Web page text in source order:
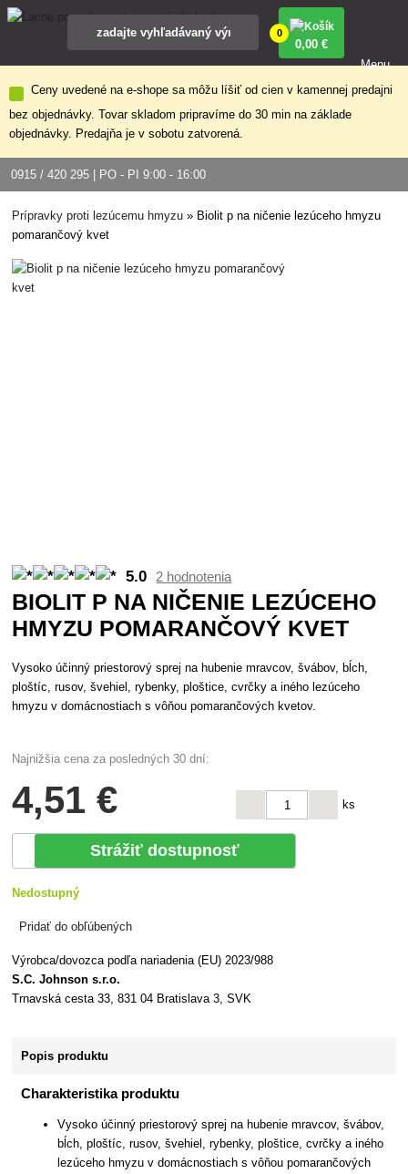
Ceny uvedené na e-shope sa môžu líšiť od cien v kamennej predajni
bez objednávky. Tovar skladom pripravíme do 30 min na základe
objednávky. Predajňa je v sobotu zatvorená.
0915 / 420 295 | PO - PI 9:00 - 16:00
0
0,00 €
Menu
Prípravky proti lezúcemu hmyzu » Biolit p na ničenie lezúceho hmyzu
pomarančový kvet
5.02 hodnotenia
BIOLIT P NA NIČENIE LEZÚCEHO
HMYZU POMARANČOVÝ KVET
Vysoko účinný priestorový sprej na hubenie mravcov, švábov, bĺch,
ploštíc, rusov, švehiel, rybenky, ploštice, cvrčky a iného lezúceho
hmyzu v domácnostiach s vôňou pomarančových kvetov.
Najnižšia cena za posledných 30 dní:
4,51 € ks
Strážiť dostupnosť
Nedostupný
Pridať do obľúbených
Výrobca/dovozca podľa nariadenia (EU) 2023/988
S.C. Johnson s.r.o.
Trnavská cesta 33, 831 04 Bratislava 3, SVK
Popis produktu
Charakteristika produktu
Vysoko účinný priestorový sprej na hubenie mravcov, švábov,
bĺch, ploštíc, rusov, švehiel, rybenky, ploštice, cvrčky a iného
lezúceho hmyzu v domácnostiach s vôňou pomarančových